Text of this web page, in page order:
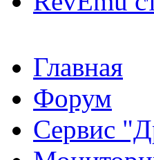
Главная
Форум
Сервис